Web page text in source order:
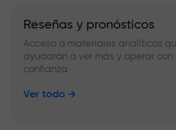
Reseñas y pronósticos
Acceso a materiales analíticos
ayudarán a ver más y operar con
confianza
Ver todo